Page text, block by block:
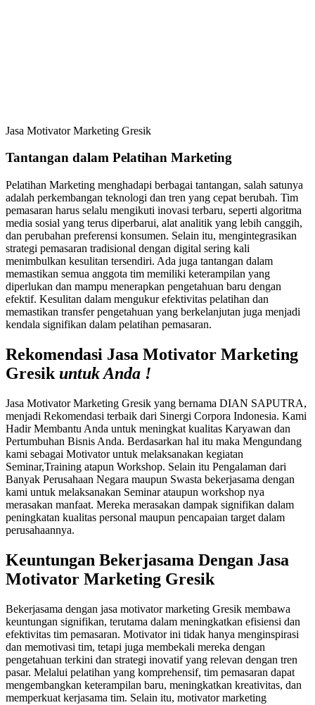
Jasa Motivator Marketing Gresik
Tantangan dalam Pelatihan Marketing
Pelatihan Marketing menghadapi berbagai tantangan, salah satunya
adalah perkembangan teknologi dan tren yang cepat berubah. Tim
pemasaran harus selalu mengikuti inovasi terbaru, seperti algoritma
media sosial yang terus diperbarui, alat analitik yang lebih canggih,
dan perubahan preferensi konsumen. Selain itu, mengintegrasikan
strategi pemasaran tradisional dengan digital sering kali
menimbulkan kesulitan tersendiri. Ada juga tantangan dalam
memastikan semua anggota tim memiliki keterampilan yang
diperlukan dan mampu menerapkan pengetahuan baru dengan
efektif. Kesulitan dalam mengukur efektivitas pelatihan dan
memastikan transfer pengetahuan yang berkelanjutan juga menjadi
kendala signifikan dalam pelatihan pemasaran.
Rekomendasi Jasa Motivator Marketing
Gresik untuk Anda !
Jasa Motivator Marketing Gresik yang bernama DIAN SAPUTRA,
menjadi Rekomendasi terbaik dari Sinergi Corpora Indonesia. Kami
Hadir Membantu Anda untuk meningkat kualitas Karyawan dan
Pertumbuhan Bisnis Anda. Berdasarkan hal itu maka Mengundang
kami sebagai Motivator untuk melaksanakan kegiatan
Seminar,Training atapun Workshop. Selain itu Pengalaman dari
Banyak Perusahaan Negara maupun Swasta bekerjasama dengan
kami untuk melaksanakan Seminar ataupun workshop nya
merasakan manfaat. Mereka merasakan dampak signifikan dalam
peningkatan kualitas personal maupun pencapaian target dalam
perusahaannya.
Keuntungan Bekerjasama Dengan Jasa
Motivator Marketing Gresik
Bekerjasama dengan jasa motivator marketing Gresik membawa
keuntungan signifikan, terutama dalam meningkatkan efisiensi dan
efektivitas tim pemasaran. Motivator ini tidak hanya menginspirasi
dan memotivasi tim, tetapi juga membekali mereka dengan
pengetahuan terkini dan strategi inovatif yang relevan dengan tren
pasar. Melalui pelatihan yang komprehensif, tim pemasaran dapat
mengembangkan keterampilan baru, meningkatkan kreativitas, dan
memperkuat kerjasama tim. Selain itu, motivator marketing